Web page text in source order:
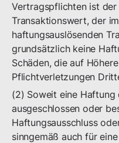
Vertragspflichten ist
Transaktionswert, der
haftungsauslösenden
grundsätzlich keine
Schäden, die auf
Pflichtverletzungen
(2) Soweit eine Haftung
ausgeschlossen oder
Haftungsausschluss
sinngemäß auch für